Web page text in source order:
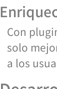
Con
solo
a los